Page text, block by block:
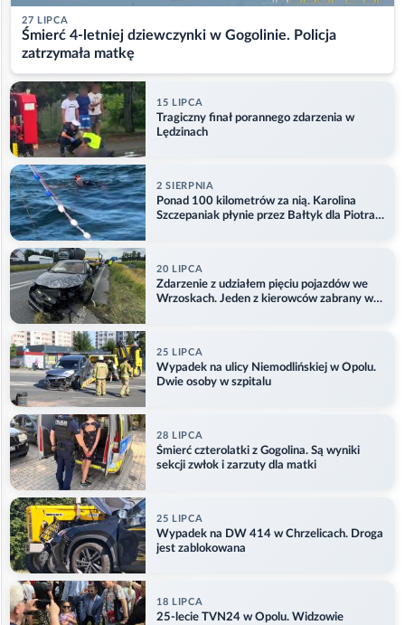
27 LIPCA
Śmierć 4-letniej dziewczynki w Gogolinie. Policja
zatrzymała matkę
15 LIPCA
Tragiczny finał porannego zdarzenia w
Lędzinach
2 SIERPNIA
Ponad 100 kilometrów za nią. Karolina
Szczepaniak płynie przez Bałtyk dla Piotra.
20 LIPCA
Zdarzenie z udziałem pięciu pojazdów we
Wrzoskach. Jeden z kierowców zabrany w
25 LIPCA
Wypadek na ulicy Niemodlińskiej w Opolu.
Dwie osoby w szpitalu
28 LIPCA
Śmierć czterolatki z Gogolina. Są wyniki
sekcji zwłok i zarzuty dla matki
25 LIPCA
Wypadek na DW 414 w Chrzelicach. Droga
jest zablokowana
18 LIPCA
25-lecie TVN24 w Opolu. Widzowie